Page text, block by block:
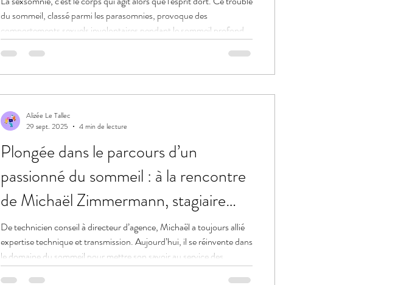
du sommeil, classé parmi les parasomnies, provoque des
comportements sexuels involontaires pendant le sommeil profond.
Diagnostic, cadre légal après la loi de 2025 sur le consentement, et
prise en charge.
Plongée dans le parcours d’un
passionné du sommeil : à la rencontre
de Michaël Zimmermann, stagiaire
chez Eléa santé
De technicien conseil à directeur d’agence, Michaël a toujours allié
expertise technique et transmission. Aujourd’hui, il se réinvente dans
le domaine du sommeil pour mettre son savoir au service des
médecins et des patients.
Alizée Le Tallec
29 sept. 2025
4 min de lecture